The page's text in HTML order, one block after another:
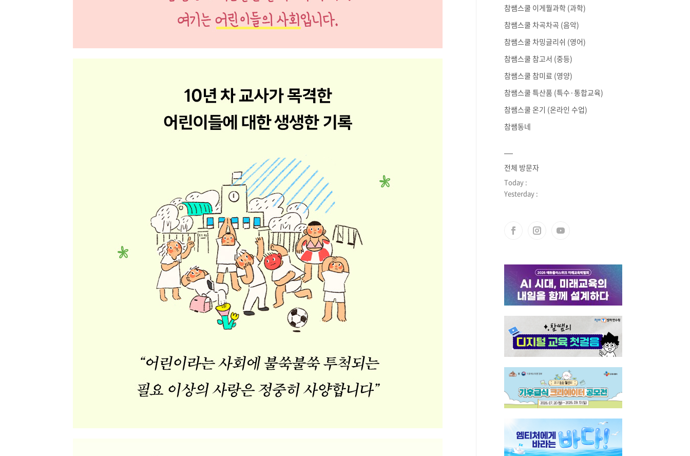
참쌤스쿨 이게뭘과학 (과학)
참쌤스쿨 차곡차곡 (음악)
참쌤스쿨 차밍글리쉬 (영어)
참쌤스쿨 참고서 (중등)
참쌤스쿨 참미료 (영양)
참쌤스쿨 특산품 (특수·통합교육)
참쌤스쿨 온기 (온라인 수업)
참쌤동네
전체 방문자
Today :
Yesterday :